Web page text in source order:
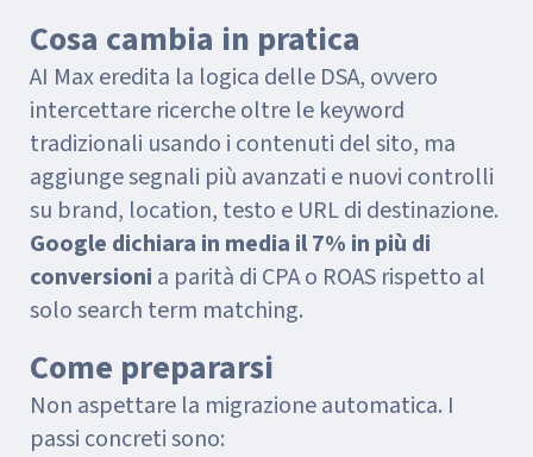
Cosa cambia in pratica
AI Max eredita la logica delle DSA, ovvero
intercettare ricerche oltre le keyword
tradizionali usando i contenuti del sito, ma
aggiunge segnali più avanzati e nuovi controlli
su brand, location, testo e URL di destinazione.
Google dichiara in media il 7% in più di
conversioni a parità di CPA o ROAS rispetto al
solo search term matching.
Come prepararsi
Non aspettare la migrazione automatica. I
passi concreti sono: